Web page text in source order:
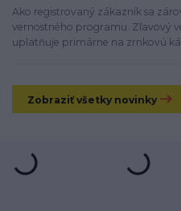
Ako registrovaný zákazník sa
vernostného programu. Zľavový
uplatňuje primárne na zrnkovú
Zobraziť všetky novinky